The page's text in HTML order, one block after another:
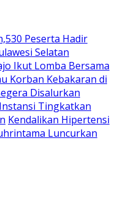
Peserta Hadir
Selatan
Ikut Lomba Bersama
Korban Kebakaran di
Disalurkan
Tingkatkan
Kendalikan Hipertensi
Luncurkan